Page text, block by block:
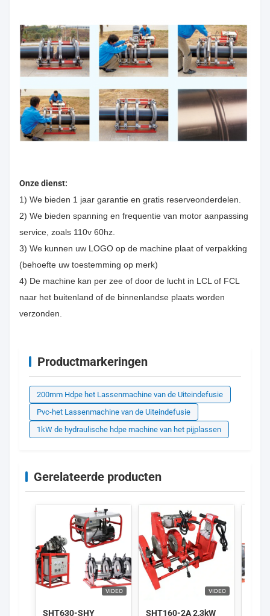
Onze dienst:
1) We bieden 1 jaar garantie en gratis reserveonderdelen.
2) We bieden spanning en frequentie van motor aanpassing
service, zoals 110v 60hz.
3) We kunnen uw LOGO op de machine plaat of verpakking
(behoefte uw toestemming op merk)
4) De machine kan per zee of door de lucht in LCL of FCL
naar het buitenland of de binnenlandse plaats worden
verzonden.
Productmarkeringen
200mm Hdpe het Lassenmachine van de Uiteindefusie
Pvc-het Lassenmachine van de Uiteindefusie
1kW de hydraulische hdpe machine van het pijplassen
Gerelateerde producten
VIDEO
SHT630-SHY
VIDEO
SHT160-2A 2,3kW